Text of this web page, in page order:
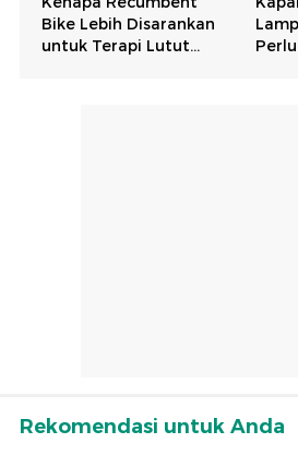
Rekomendasi untuk Anda